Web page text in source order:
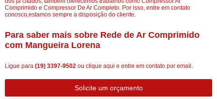
Comprimido e Compressor De Ar Completo. Por isso, entre em contato
conosco,estamos sempre a disposição do cliente.
Para saber mais sobre Rede de Ar Comprimido
com Mangueira Lorena
Ligue para (19) 3397-9502 ou clique aqui e entre em contato por email.
Solicite um orçamento